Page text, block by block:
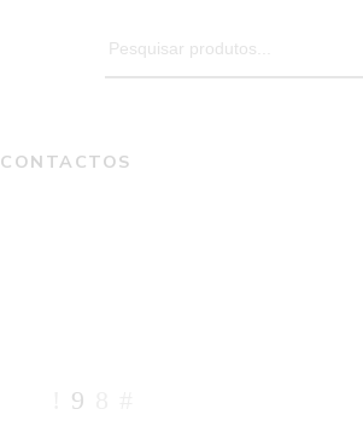
Search
for:
CONTACTOS